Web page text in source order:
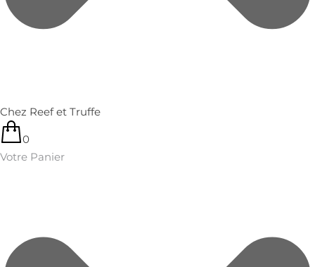
Chez Reef et Truffe
0
Votre Panier